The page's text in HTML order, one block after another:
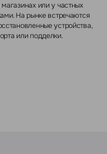
или у частных
На рынке встречаются
устройства,
или подделки.